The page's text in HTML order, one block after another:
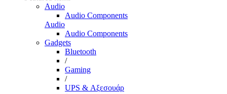
Audio
Audio Components
Audio
Audio Components
Gadgets
Bluetooth
/
Gaming
/
UPS & Αξεσουάρ